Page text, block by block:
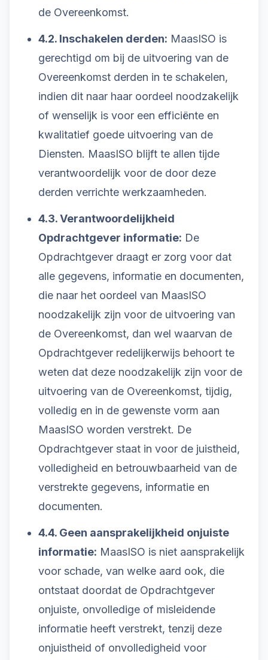
de Overeenkomst.
4.2. Inschakelen derden: MaasISO is
gerechtigd om bij de uitvoering van de
Overeenkomst derden in te schakelen,
indien dit naar haar oordeel noodzakelijk
of wenselijk is voor een efficiënte en
kwalitatief goede uitvoering van de
Diensten. MaasISO blijft te allen tijde
verantwoordelijk voor de door deze
derden verrichte werkzaamheden.
4.3. Verantwoordelijkheid
Opdrachtgever informatie: De
Opdrachtgever draagt er zorg voor dat
alle gegevens, informatie en documenten,
die naar het oordeel van MaasISO
noodzakelijk zijn voor de uitvoering van
de Overeenkomst, dan wel waarvan de
Opdrachtgever redelijkerwijs behoort te
weten dat deze noodzakelijk zijn voor de
uitvoering van de Overeenkomst, tijdig,
volledig en in de gewenste vorm aan
MaasISO worden verstrekt. De
Opdrachtgever staat in voor de juistheid,
volledigheid en betrouwbaarheid van de
verstrekte gegevens, informatie en
documenten.
4.4. Geen aansprakelijkheid onjuiste
informatie: MaasISO is niet aansprakelijk
voor schade, van welke aard ook, die
ontstaat doordat de Opdrachtgever
onjuiste, onvolledige of misleidende
informatie heeft verstrekt, tenzij deze
onjuistheid of onvolledigheid voor